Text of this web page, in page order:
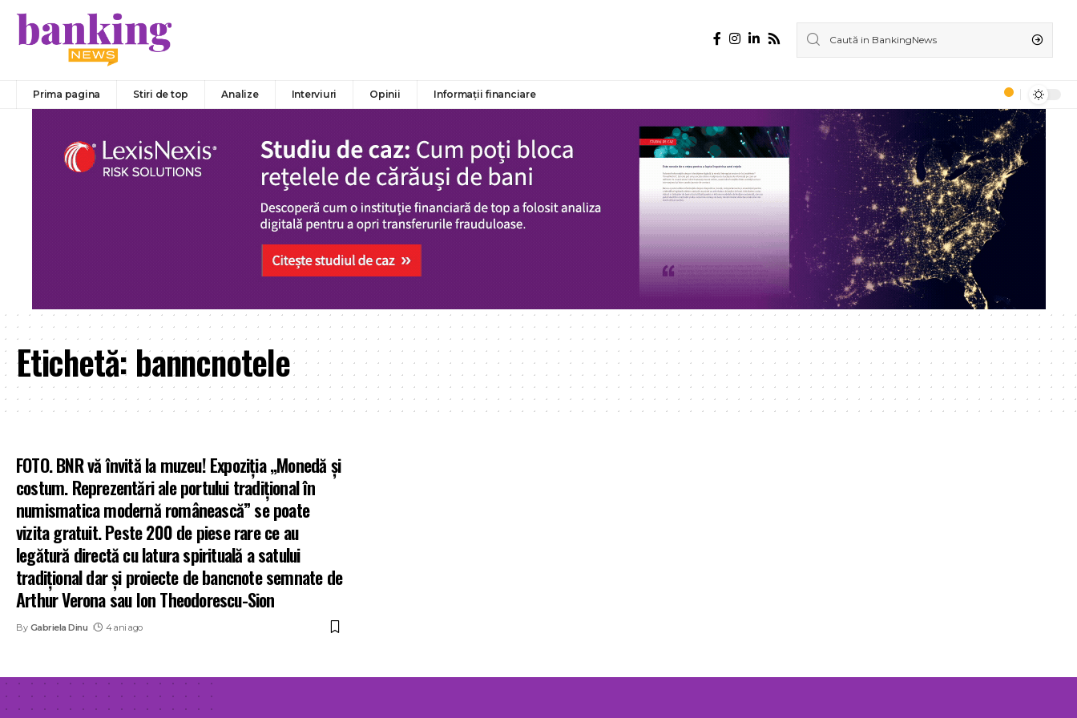
Prima pagina Stiri de top Analize Interviuri Opinii Informații financiare
Etichetă: banncnotele
FOTO. BNR vă învită la muzeu! Expoziția „Monedă și
costum. Reprezentări ale portului tradițional în
numismatica modernă românească” se poate
vizita gratuit. Peste 200 de piese rare ce au
legătură directă cu latura spirituală a satului
tradițional dar și proiecte de bancnote semnate de
Arthur Verona sau Ion Theodorescu-Sion
By Gabriela Dinu 4 ani ago